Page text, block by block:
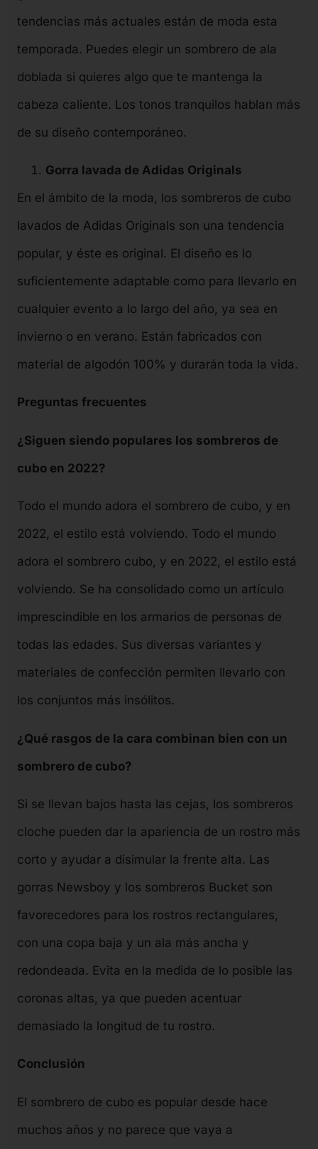
tendencias más actuales están de moda esta
temporada. Puedes elegir un sombrero de ala
doblada si quieres algo que te mantenga la
cabeza caliente. Los tonos tranquilos hablan más
de su diseño contemporáneo.
Gorra lavada de Adidas Originals
En el ámbito de la moda, los sombreros de cubo
lavados de Adidas Originals son una tendencia
popular, y éste es original. El diseño es lo
suficientemente adaptable como para llevarlo en
cualquier evento a lo largo del año, ya sea en
invierno o en verano. Están fabricados con
material de algodón 100% y durarán toda la vida.
Preguntas frecuentes
¿Siguen siendo populares los sombreros de
cubo en 2022?
Todo el mundo adora el sombrero de cubo, y en
2022, el estilo está volviendo. Todo el mundo
adora el sombrero cubo, y en 2022, el estilo está
volviendo. Se ha consolidado como un artículo
imprescindible en los armarios de personas de
todas las edades. Sus diversas variantes y
materiales de confección permiten llevarlo con
los conjuntos más insólitos.
¿Qué rasgos de la cara combinan bien con un
sombrero de cubo?
Si se llevan bajos hasta las cejas, los sombreros
cloche pueden dar la apariencia de un rostro más
corto y ayudar a disimular la frente alta. Las
gorras Newsboy y los sombreros Bucket son
favorecedores para los rostros rectangulares,
con una copa baja y un ala más ancha y
redondeada. Evita en la medida de lo posible las
coronas altas, ya que pueden acentuar
demasiado la longitud de tu rostro.
Conclusión
El sombrero de cubo es popular desde hace
muchos años y no parece que vaya a